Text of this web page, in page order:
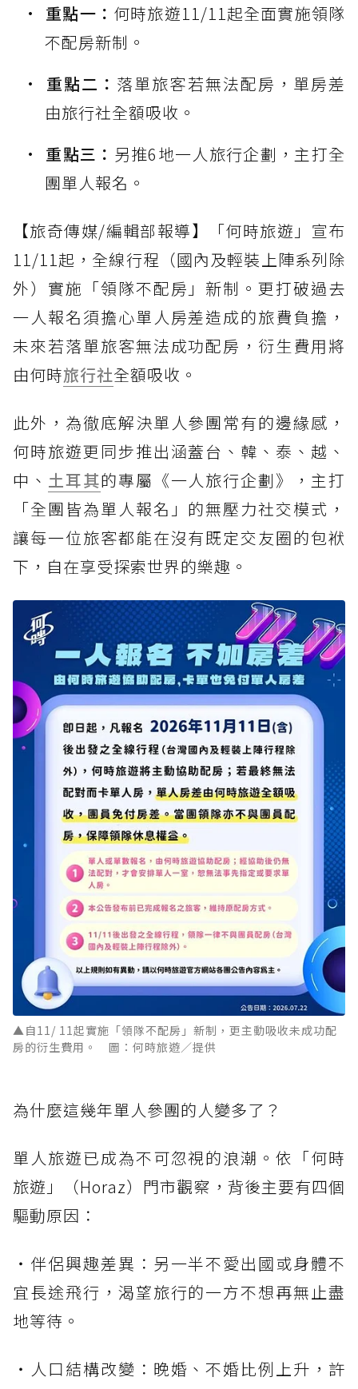
重點一： 何時旅遊11/11起全面實施領隊
不配房新制。
重點二： 落單旅客若無法配房，單房差
由旅行社全額吸收。
重點三： 另推6地一人旅行企劃，主打全
團單人報名。
【旅奇傳媒/編輯部報導】「何時旅遊」宣布
11/11起，全線行程（國內及輕裝上陣系列除
外）實施「領隊不配房」新制。更打破過去
一人報名須擔心單人房差造成的旅費負擔，
未來若落單旅客無法成功配房，衍生費用將
由何時旅行社全額吸收。
此外，為徹底解決單人參團常有的邊緣感，
何時旅遊更同步推出涵蓋台、韓、泰、越、
中、 土耳其的專屬《一人旅行企劃》，主打
「全團皆為單人報名」的無壓力社交模式，
讓每一位旅客都能在沒有既定交友圈的包袱
下，自在享受探索世界的樂趣。
▲自11/ 11起實施「領隊不配房」新制，更主動吸收未成功配
房的衍生費用。 圖：何時旅遊／提供
為什麼這幾年單人參團的人變多了？
單人旅遊已成為不可忽視的浪潮。依「何時
旅遊」（Horaz）門市觀察，背後主要有四個
驅動原因：
・伴侶興趣差異：另一半不愛出國或身體不
宜長途飛行，渴望旅行的一方不想再無止盡
地等待。
・人口結構改變：晚婚、不婚比例上升，許